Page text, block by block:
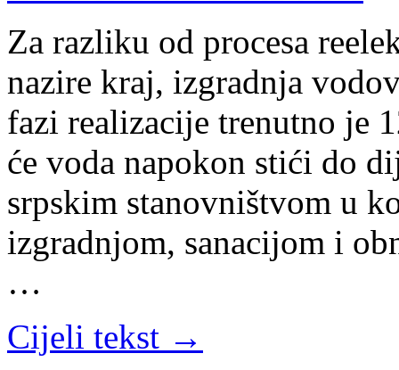
Za razliku od procesa
nazire kraj, izgradnja
fazi realizacije trenutno je
će voda napokon stići do
srpskim stanovništvom u
izgradnjom, sanacijom i
…
Cijeli tekst →